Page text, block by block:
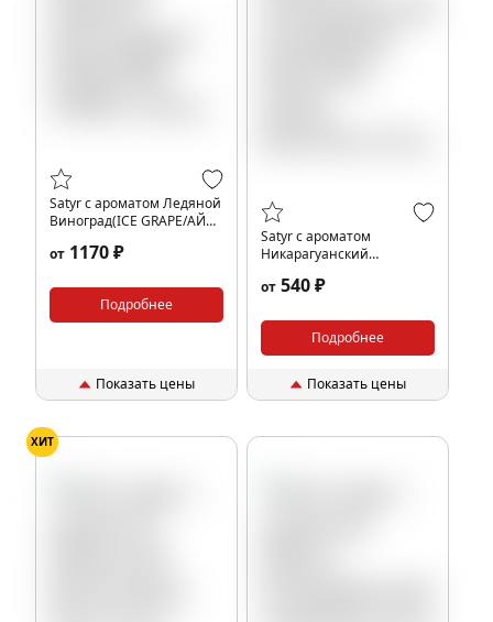
Satyr с ароматом Ледяной
Виноград(ICE GRAPE/АЙС
от 1170 ₽
Подробнее
Показать цены
Satyr с ароматом
Никарагуанский
БАЗИС МОСКОУ), 25 гр.
от 540 ₽
Подробнее
Показать цены
ХИТ